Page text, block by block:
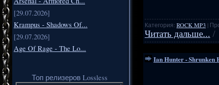
[29.07.2026]
Krampus - Shadows Of...
[29.07.2026]
Age Of Rage - The Lo...
Топ релизеров Lossless
Категория: ROCK MP3 |
Читать дальше... /
Ian Hunter - Shrunken